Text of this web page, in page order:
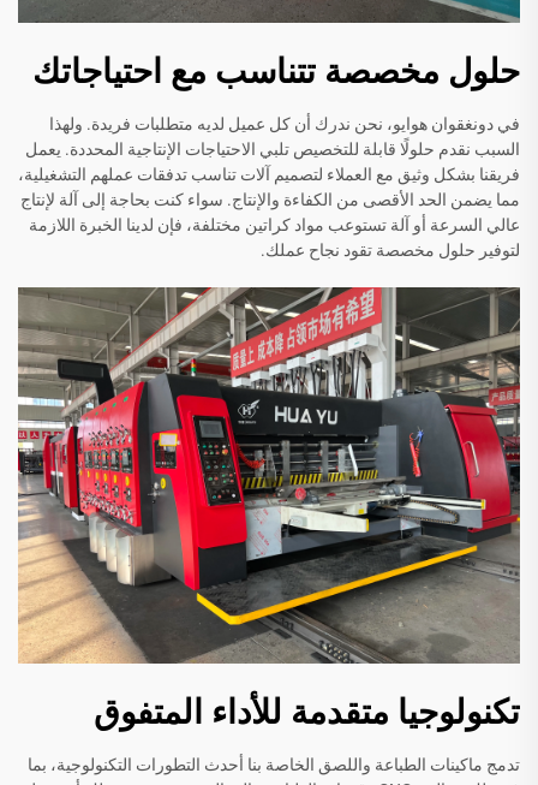
حلول مخصصة تتناسب مع احتياجاتك
في دونغقوان هوايو، نحن ندرك أن كل عميل لديه متطلبات فريدة. ولهذا
السبب نقدم حلولًا قابلة للتخصيص تلبي الاحتياجات الإنتاجية المحددة. يعمل
فريقنا بشكل وثيق مع العملاء لتصميم آلات تناسب تدفقات عملهم التشغيلية،
مما يضمن الحد الأقصى من الكفاءة والإنتاج. سواء كنت بحاجة إلى آلة لإنتاج
عالي السرعة أو آلة تستوعب مواد كراتين مختلفة، فإن لدينا الخبرة اللازمة
لتوفير حلول مخصصة تقود نجاح عملك.
تكنولوجيا متقدمة للأداء المتفوق
تدمج ماكينات الطباعة واللصق الخاصة بنا أحدث التطورات التكنولوجية، بما